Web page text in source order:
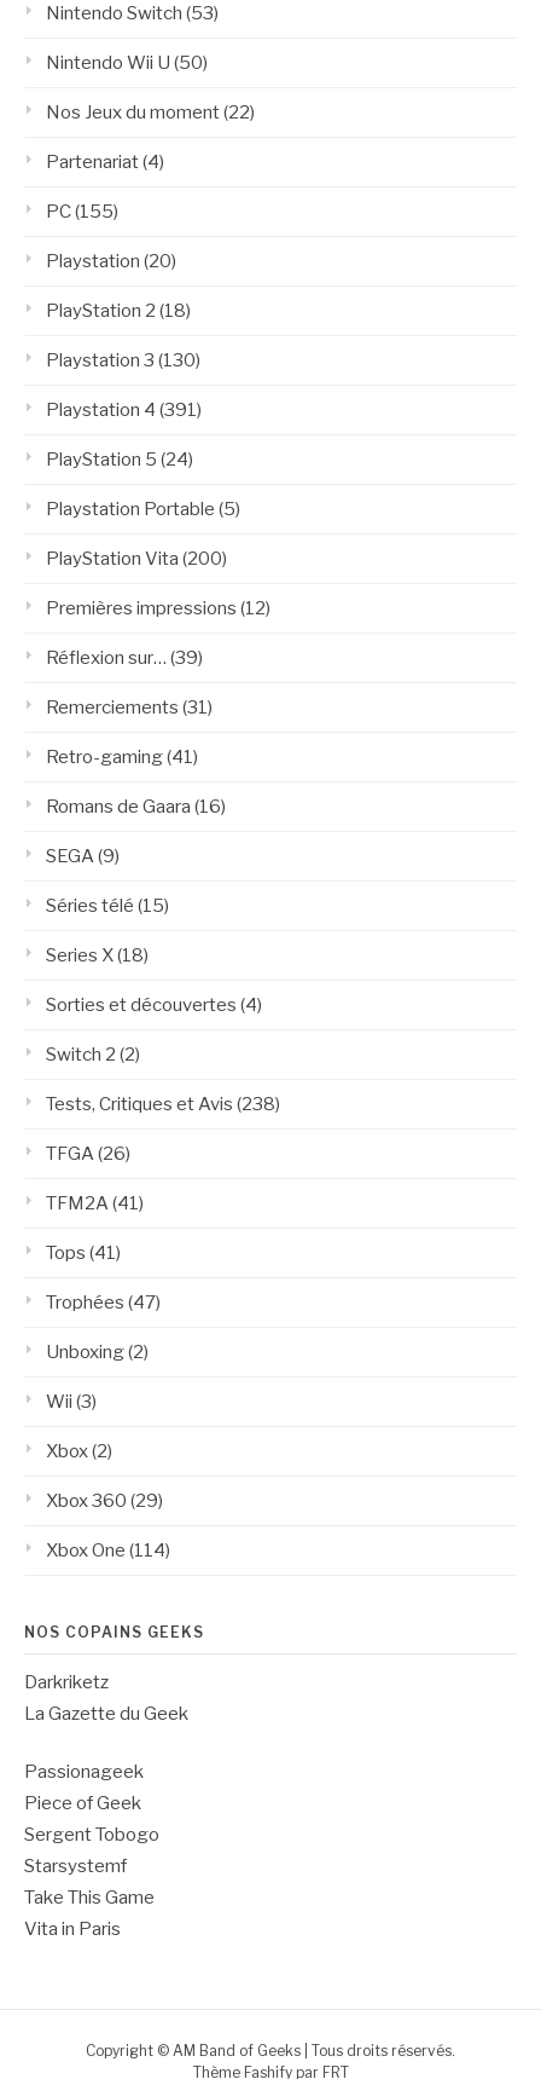
Nintendo Switch (53)
Nintendo Wii U (50)
Nos Jeux du moment(22)
Partenariat(4)
PC(155)
Playstation (20)
PlayStation 2 (18)
Playstation 3 (130)
Playstation 4 (391)
PlayStation 5 (24)
Playstation Portable (5)
PlayStation Vita (200)
Premières impressions (12)
Réflexion sur… (39)
Remerciements (31)
Retro-gaming(41)
Romans de Gaara (16)
SEGA(9)
Séries télé (15)
Series X(18)
Sorties et découvertes (4)
Switch 2 (2)
Tests, Critiques et Avis (238)
TFGA(26)
TFM2A(41)
Tops (41)
Trophées (47)
Unboxing(2)
Wii (3)
Xbox(2)
Xbox 360 (29)
Xbox One (114)
NOS COPAINS GEEKS
Darkriketz
La Gazette du Geek
Passionageek
Piece of Geek
Sergent Tobogo
Starsystemf
Take This Game
Vita in Paris
Copyright © AM Band of Geeks | Tous droits réservés.
Thème Fashify par FRT